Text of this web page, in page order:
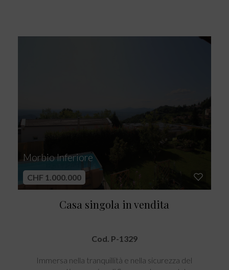
Morbio Inferiore
CHF 1.000.000
Casa singola in vendita
Cod. P-1329
Immersa nella tranquillità e nella sicurezza del